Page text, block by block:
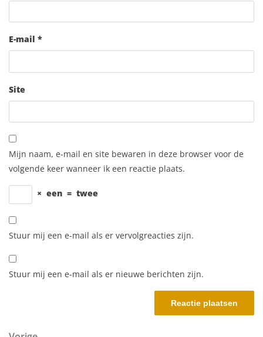
E-mail *
Site
Mijn naam, e-mail en site bewaren in deze browser voor de
volgende keer wanneer ik een reactie plaats.
× een = twee
Stuur mij een e-mail als er vervolgreacties zijn.
Stuur mij een e-mail als er nieuwe berichten zijn.